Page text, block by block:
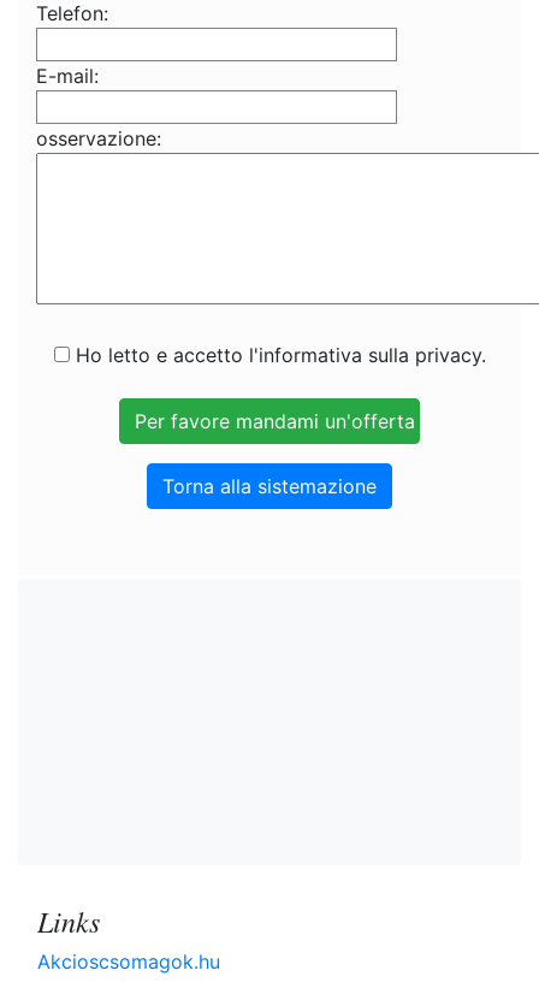
Telefon:
E-mail:
osservazione:
Ho letto e accetto l'informativa sulla privacy.
Torna alla sistemazione
Links
Akcioscsomagok.hu